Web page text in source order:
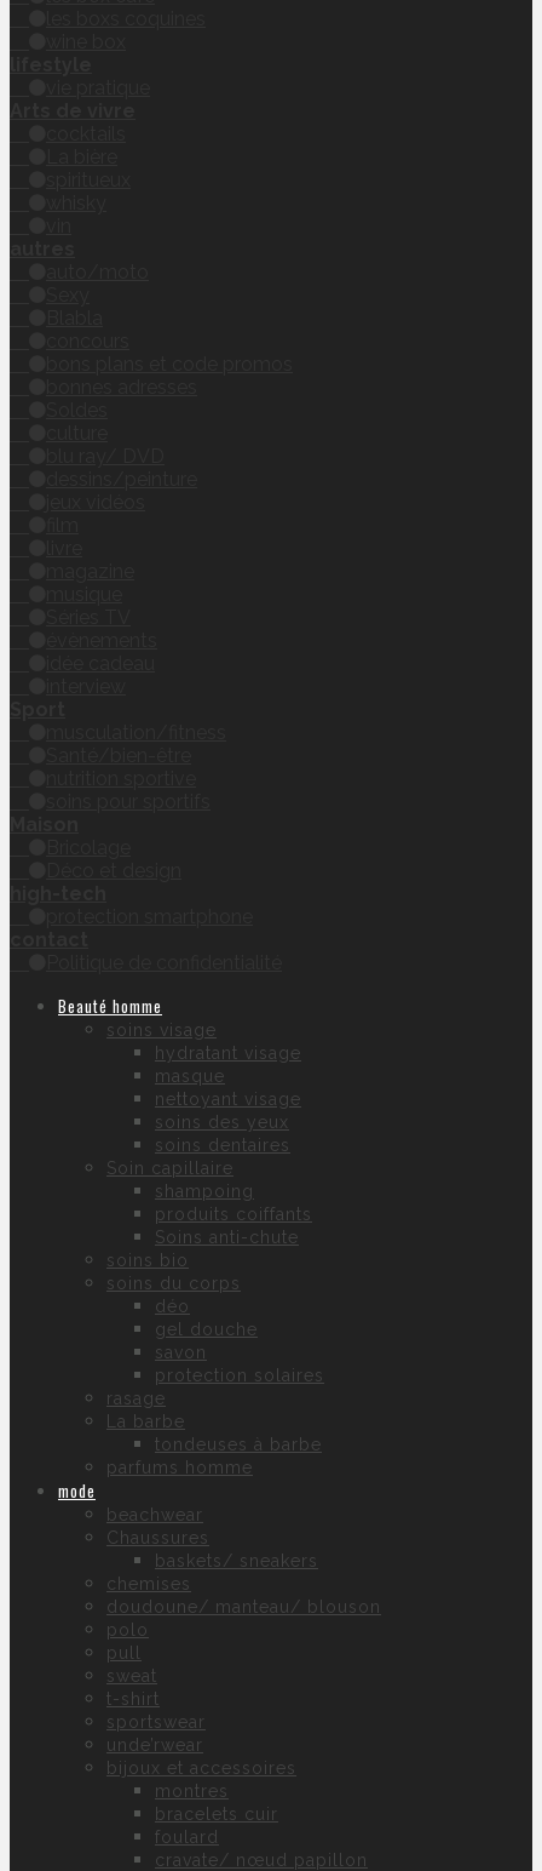
Beauté homme
soins visage
hydratant visage
masque
nettoyant visage
soins des yeux
soins dentaires
Soin capillaire
shampoing
produits coiffants
Soins anti-chute
soins bio
soins du corps
déo
gel douche
savon
protection solaires
rasage
La barbe
tondeuses à barbe
parfums homme
mode
beachwear
Chaussures
baskets/ sneakers
chemises
doudoune/ manteau/ blouson
polo
pull
sweat
t-shirt
sportswear
unde’rwear
bijoux et accessoires
montres
bracelets cuir
foulard
cravate/ nœud papillon